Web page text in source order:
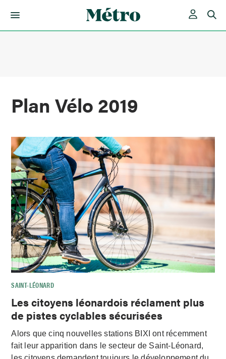
Plan Vélo 2019
SAINT-LÉONARD
Les citoyens léonardois réclament plus
de pistes cyclables sécurisées
Alors que cinq nouvelles stations BIXI ont récemment
fait leur apparition dans le secteur de Saint-Léonard,